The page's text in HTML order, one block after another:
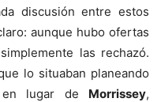
discusión entre estos
aunque hubo ofertas
las rechazó.
lo situaban planeando
lugar de Morrissey,